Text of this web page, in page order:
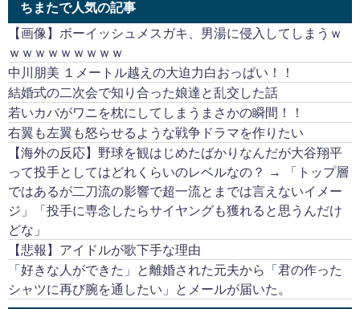
ちまたで人気の記事
【画像】ボーイッシュメスガキ、男湯に侵入してしまうｗ
ｗｗｗｗｗｗｗｗｗ
中川朋美 １メートル越えの大迫力白おっぱい！！
結婚式の二次会で知り合った娘達と乱交した話
若いカバがワニを枕にしてしまうまさかの瞬間！！
右翼も左翼も怒らせるような戦争ドラマを作りたい
【海外の反応】野球を観はじめたばかりなんだが大谷翔平
って投手としてはどれくらいのレベルなの？ → 「トップ層
ではあるが二刀流の影響で超一流とまでは言えないイメー
ジ」「投手に専念したらサイヤングも獲れると思うんだけ
どな」
【悲報】アイドルが歌下手な理由
「好きな人ができた」と離婚された元夫から「君の作った
シャツに再び腕を通したい」とメールが届いた。